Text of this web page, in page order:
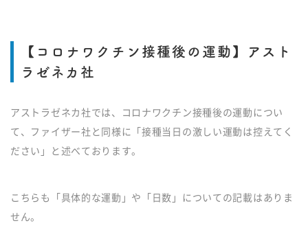
【コロナワクチン接種後の運動】アスト
ラゼネカ社
アストラゼネカ社では、コロナワクチン接種後の運動につい
て、ファイザー社と同様に「接種当日の激しい運動は控えてく
ださい」と述べております。
こちらも「具体的な運動」や「日数」についての記載はありま
せん。